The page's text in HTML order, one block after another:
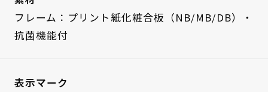
フレーム：プリント紙化粧合板（NB/MB/DB）・
抗菌機能付
表示マーク